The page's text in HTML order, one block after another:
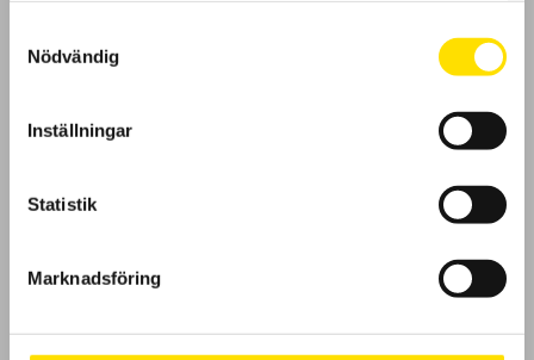
Nödvändig
Inställningar
Statistik
Marknadsföring